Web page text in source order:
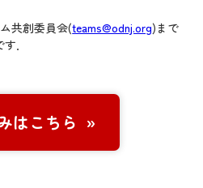
共創委員会(teams@odnj.org)まで
．
はこちら